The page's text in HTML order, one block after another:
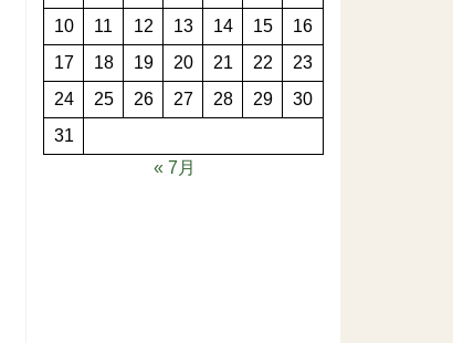
10
11 12 13 14 15
16
17
18 19 20 21 22
23
24
25 26 27 28 29
30
31
« 7月